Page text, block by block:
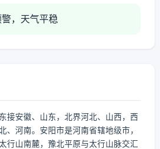
，天气平稳
接安徽、山东，北界河北、山西，西
、河南。安阳市是河南省辖地级市，
行山南麓，豫北平原与太行山脉交汇